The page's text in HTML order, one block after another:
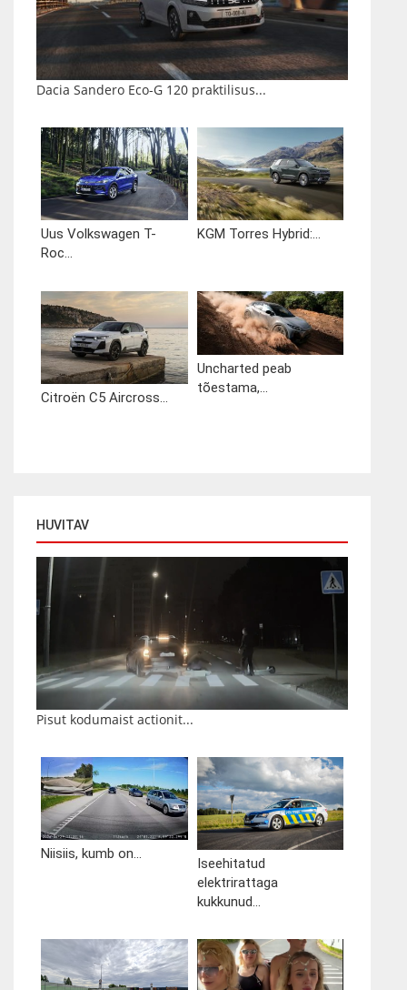
Dacia Sandero Eco-G 120 praktilisus...
Uus Volkswagen T-
Roc...
KGM Torres Hybrid:...
Citroën C5 Aircross...
Uncharted peab
tõestama,...
HUVITAV
Pisut kodumaist actionit...
Niisiis, kumb on...
Iseehitatud
elektrirattaga
kukkunud...